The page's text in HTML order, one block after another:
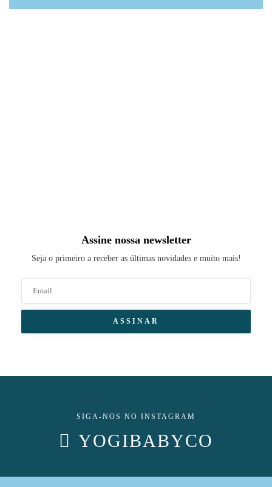
Assine nossa newsletter
Seja o primeiro a receber as últimas novidades e muito mais!
SIGA-NOS NO INSTAGRAM
YOGIBABYCO